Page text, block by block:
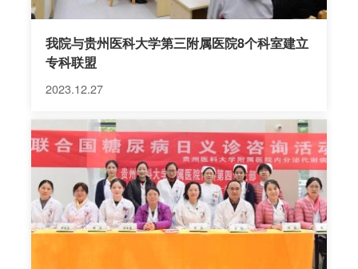
我院与贵州医科大学第三附属医院8个科室建立
专科联盟
2023.12.27